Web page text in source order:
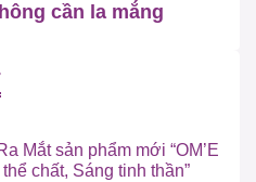
cần la mắng
Mắt sản phẩm mới “OM’E
chất, Sáng tinh thần”